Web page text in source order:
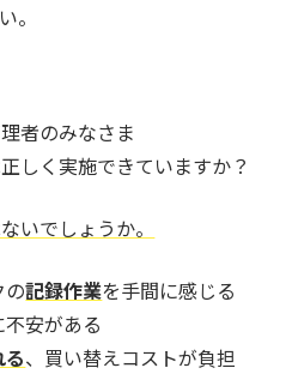
。
者のみなさま
しく実施できていますか？
いでしょうか。
の記録作業を手間に感じる
不安がある
、買い替えコストが負担